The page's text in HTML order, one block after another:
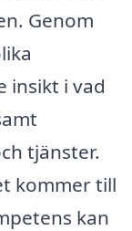
Genom
insikt i vad
tjänster.
kommer till
kan